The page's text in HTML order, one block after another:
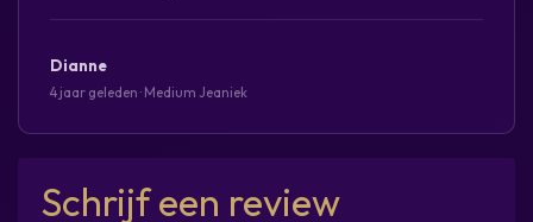
Dianne
4 jaar geleden · Medium Jeaniek
Schrijf een review